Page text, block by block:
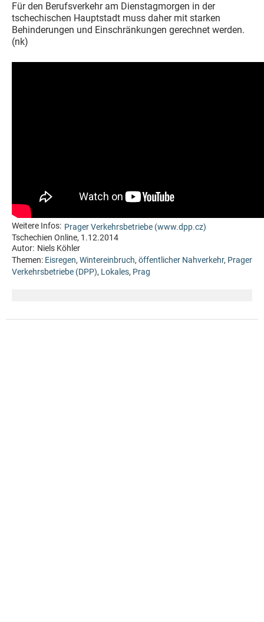
Für den Berufsverkehr am Dienstagmorgen in der
tschechischen Hauptstadt muss daher mit starken
Behinderungen und Einschränkungen gerechnet werden.
(nk)
Weitere Infos: Prager Verkehrsbetriebe (www.dpp.cz)
Tschechien Online, 1.12.2014
Autor: Niels Köhler
Themen: Eisregen, Wintereinbruch, öffentlicher Nahverkehr, Prager
Verkehrsbetriebe (DPP), Lokales, Prag